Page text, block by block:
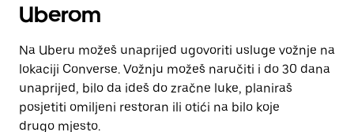
Uberom
Na Uberu možeš unaprijed ugovoriti usluge vožnje na
lokaciji Converse. Vožnju možeš naručiti i do 30 dana
unaprijed, bilo da ideš do zračne luke, planiraš
posjetiti omiljeni restoran ili otići na bilo koje
drugo mjesto.